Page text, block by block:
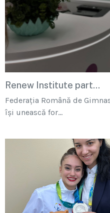
Renew Institute part...
Federația Română de
își unească for...